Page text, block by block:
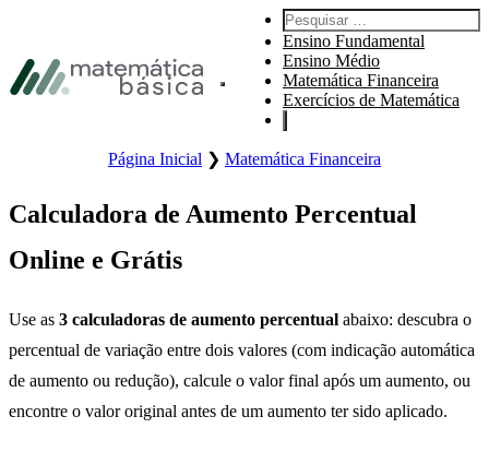
Pular Rodapé
Abre o menu principal do site.
Pesquisar por:
Ensino Fundamental
Ensino Médio
Matemática Financeira
Exercícios de Matemática
Página Inicial ❯ Matemática Financeira
Calculadora de Aumento Percentual
Online e Grátis
Use as 3 calculadoras de aumento percentual abaixo: descubra o
percentual de variação entre dois valores (com indicação automática
de aumento ou redução), calcule o valor final após um aumento, ou
encontre o valor original antes de um aumento ter sido aplicado.